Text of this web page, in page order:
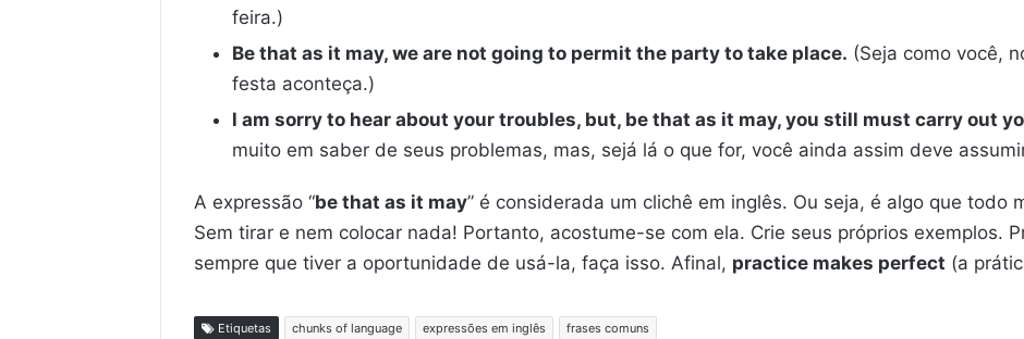
feira.)
Be that as it may, we are not going to permit the party to take place. (Seja como você,
festa aconteça.)
l am sorry to hear about your troubles, but, be that as it may, you still must carry out
muito em saber de seus problemas, mas, sejá lá o que for, você ainda assim deve
A expressão “be that as it may” é considerada um clichê em inglês. Ou seja, é algo que todo
Sem tirar e nem colocar nada! Portanto, acostume-se com ela. Crie seus próprios exemplos.
sempre que tiver a oportunidade de usá-la, faça isso. Afinal, practice makes perfect (a
Etiquetas chunks of language expressões em inglês frases comuns